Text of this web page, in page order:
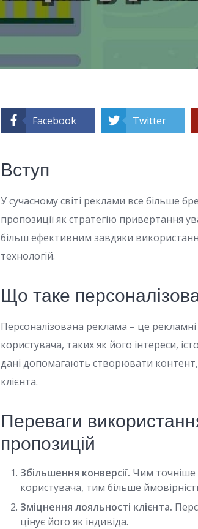
Facebook Twitter
Вступ
У сучасному світі реклами все більше
пропозиції як стратегію привертання
більш ефективним завдяки
технологій.
Що таке
Персоналізована реклама – це
користувача, таких як його інтереси,
дані допомагають створювати
клієнта.
Переваги
пропозицій
Збільшення конверсії. Чим точніше
користувача, тим більше
Зміцнення лояльності клієнта.
цінує його як індивіда.